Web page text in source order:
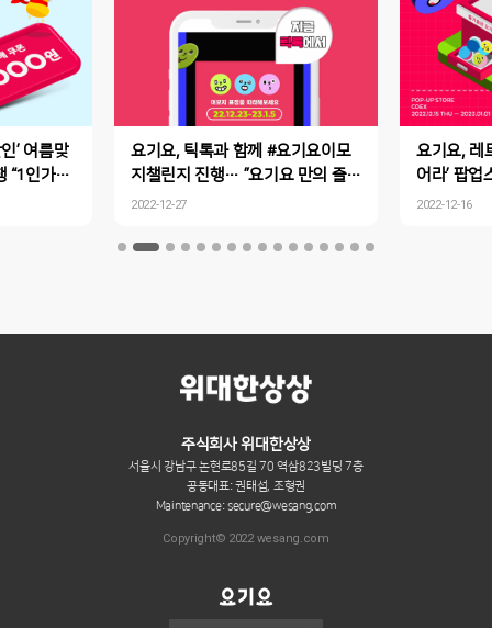
’ 여름맞
“1인가구
요기요, 틱톡과 함께 #요기요이모
지챌린지 진행… ”요기요 만의 즐거
운 모먼트 표현해봐요!”
2022-12-27
요기요, 레
어라’ 팝
에서 만나
2022-12-16
주식회사 위대한상상
서울시 강남구 논현로85길 70 역삼823빌딩 7층
공동대표: 권태섭, 조형권
Maintenance: secure@wesang.com
Copyright© 2022 wesang.com